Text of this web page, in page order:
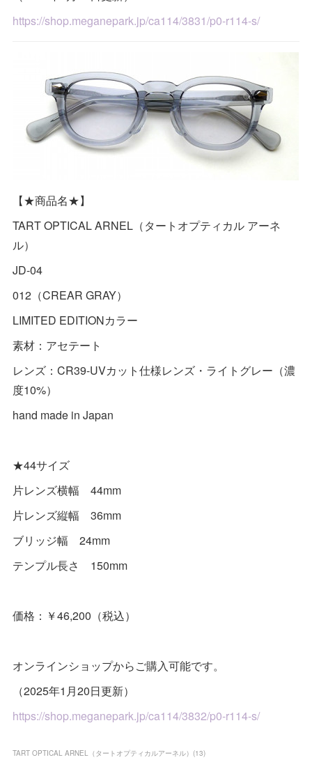
https://shop.meganepark.jp/ca114/3831/p0-r114-s/
【★商品名★】
TART OPTICAL ARNEL（タートオプティカル アーネ
ル）
JD-04
012（CREAR GRAY）
LIMITED EDITIONカラー
素材：アセテート
レンズ：CR39-UVカット仕様レンズ・ライトグレー（濃
度10%）
hand made in Japan
★44サイズ
片レンズ横幅 44mm
片レンズ縦幅 36mm
ブリッジ幅 24mm
テンプル長さ 150mm
価格：￥46,200（税込）
オンラインショップからご購入可能です。
（2025年1月20日更新）
https://shop.meganepark.jp/ca114/3832/p0-r114-s/
TART OPTICAL ARNEL（タートオプティカルアーネル） (13)